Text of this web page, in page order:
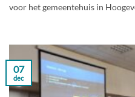
voor het gemeentehuis in
07
dec